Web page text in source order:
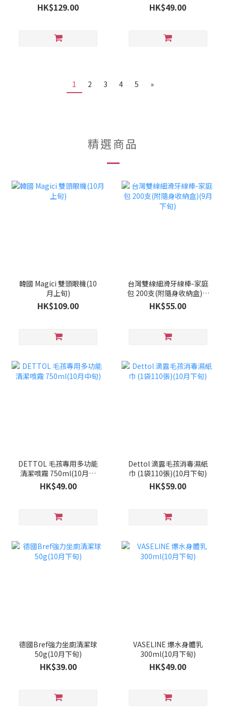
HK$129.00 HK$49.00
1 2 3 4 5 »
精選商品
韓國 Magici 雙頭眼機(10
月上旬)
HK$109.00
台灣雙線細滑牙線棒-家庭
包 200支(附隨身收納盒)(9
月下旬)
HK$55.00
DETTOL 毛孩專用多功能
清潔噴霧 750ml(10月中
旬)
HK$49.00
Dettol 滴露毛孩消毒濕紙
巾 (1袋110張)(10月下旬)
HK$59.00
德國Bref強力坐廁清潔球
50g(10月下旬)
HK$39.00
VASELINE 爆水身體乳
300ml(10月下旬)
HK$49.00